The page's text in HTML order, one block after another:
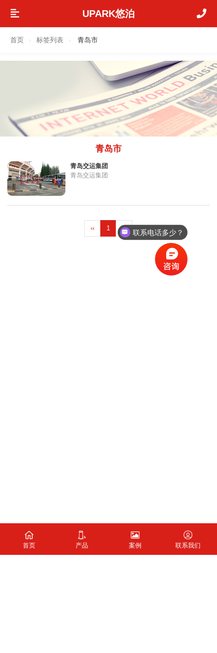
UPARK悠泊
首页 › 标签列表 › 青岛市
青岛市
青岛交运集团
青岛交运集团
‹‹ 1 ››
首页 产品 案例 联系我们
联系电话多少？